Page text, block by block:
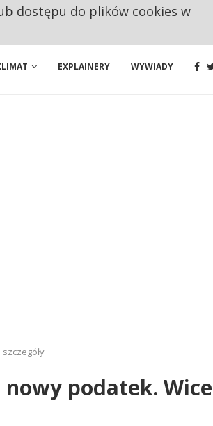
EXPLAINERY WYWIADY
podatek.
dostępu do plików cookies w